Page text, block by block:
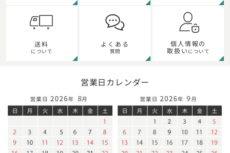
送料
について
よくある
質問
個人情報の
取扱い について
営業日カレンダー